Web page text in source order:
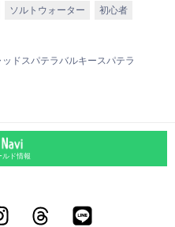
ソルトウォーター 初心者
ッドスパテラバルキースパテラ
ルド情報